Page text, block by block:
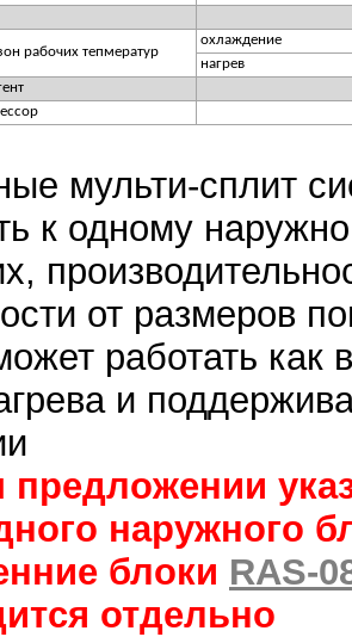
рабочих тепмератур
охлаждение
нагрев
мульти-сплит
к одному
от размеров
работать как
и
наружного
блоки RAS-
отдельно